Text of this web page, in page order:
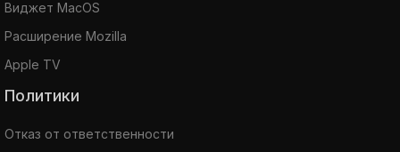
Виджет MacOS
Расширение Mozilla
Apple TV
Политики
Отказ от ответственности